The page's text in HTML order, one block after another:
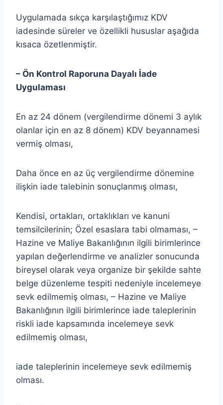
Uygulamada sıkça karşılaştığımız KDV
iadesinde süreler ve özellikli hususlar aşağıda
kısaca özetlenmiştir.
– Ön Kontrol Raporuna Dayalı İade
Uygulaması
En az 24 dönem (vergilendirme dönemi 3 aylık
olanlar için en az 8 dönem) KDV beyannamesi
vermiş olması,
Daha önce en az üç vergilendirme dönemine
ilişkin iade talebinin sonuçlanmış olması,
Kendisi, ortakları, ortaklıkları ve kanuni
temsilcilerinin; Özel esaslara tabi olmaması, –
Hazine ve Maliye Bakanlığının ilgili birimlerince
yapılan değerlendirme ve analizler sonucunda
bireysel olarak veya organize bir şekilde sahte
belge düzenleme tespiti nedeniyle incelemeye
sevk edilmemiş olması, – Hazine ve Maliye
Bakanlığının ilgili birimlerince iade taleplerinin
riskli iade kapsamında incelemeye sevk
edilmemiş olması,
iade taleplerinin incelemeye sevk edilmemiş
olması.